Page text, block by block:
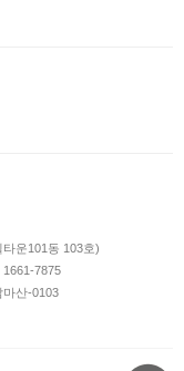
운101동 103호)
1661-7875
마산-0103